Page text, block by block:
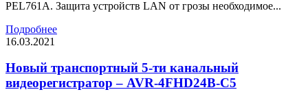
PEL761A. Защита устройств LAN от грозы необходимое...
Подробнее
16.03.2021
Новый транспортный 5-ти канальный
видеорегистратор – AVR-4FHD24B-C5